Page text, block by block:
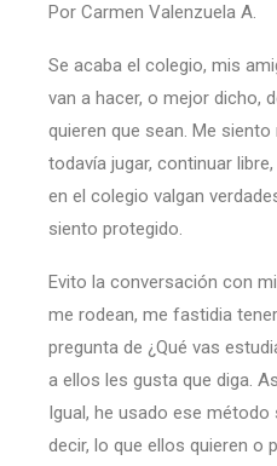
Por Carmen Valenzuela A.
Se acaba el colegio, mis
van a hacer, o mejor dicho,
quieren que sean. Me
todavía jugar, continuar
en el colegio valgan
siento protegido.
Evito la conversación con
me rodean, me fastidia
pregunta de ¿Qué vas
a ellos les gusta que diga.
Igual, he usado ese
decir, lo que ellos quieren o